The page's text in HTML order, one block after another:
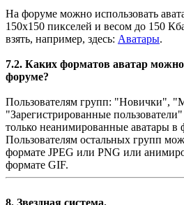
На форуме можно использовать
150х150 пикселей и весом до 150
взять, например, здесь: Аватары.
7.2. Каких форматов аватар можно
форуме?
Пользователям групп: "Новички",
"Зарегистрированные
только неанимированные аватары в
Пользователям остальных групп
формате JPEG или PNG или
формате GIF.